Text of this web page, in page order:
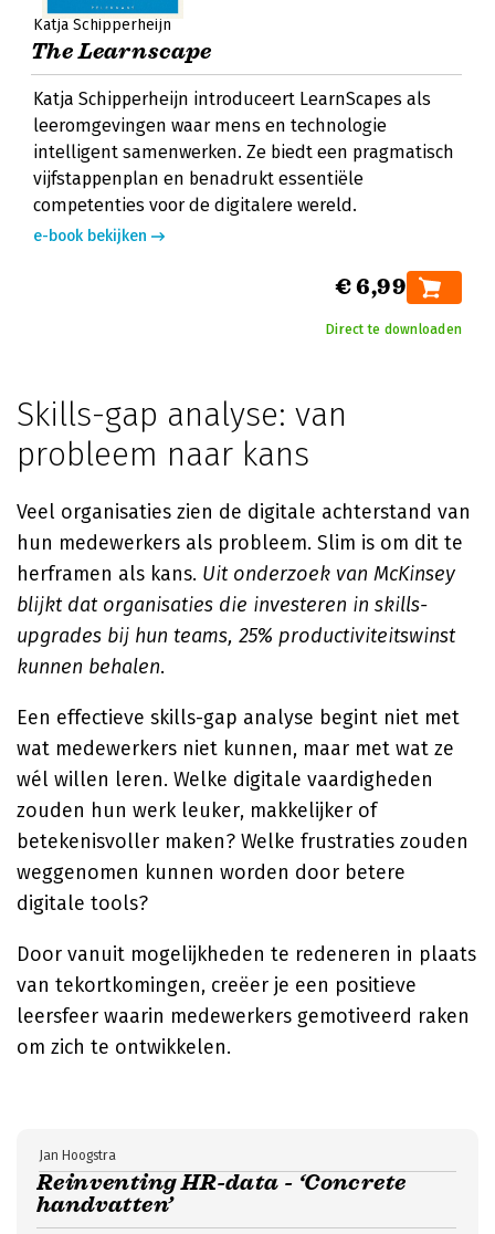
Katja Schipperheijn
The Learnscape
Katja Schipperheijn introduceert LearnScapes als
leeromgevingen waar mens en technologie
intelligent samenwerken. Ze biedt een pragmatisch
vijfstappenplan en benadrukt essentiële
competenties voor de digitalere wereld.
e-book bekijken
€ 6,99
Direct te downloaden
Skills-gap analyse: van
probleem naar kans
Veel organisaties zien de digitale achterstand van
hun medewerkers als probleem. Slim is om dit te
herframen als kans. Uit onderzoek van McKinsey
blijkt dat organisaties die investeren in skills-
upgrades bij hun teams, 25% productiviteitswinst
kunnen behalen.
Een effectieve skills-gap analyse begint niet met
wat medewerkers niet kunnen, maar met wat ze
wél willen leren. Welke digitale vaardigheden
zouden hun werk leuker, makkelijker of
betekenisvoller maken? Welke frustraties zouden
weggenomen kunnen worden door betere
digitale tools?
Door vanuit mogelijkheden te redeneren in plaats
van tekortkomingen, creëer je een positieve
leersfeer waarin medewerkers gemotiveerd raken
om zich te ontwikkelen.
Reinventing HR-data - ‘Concrete
handvatten’
Jan Hoogstra